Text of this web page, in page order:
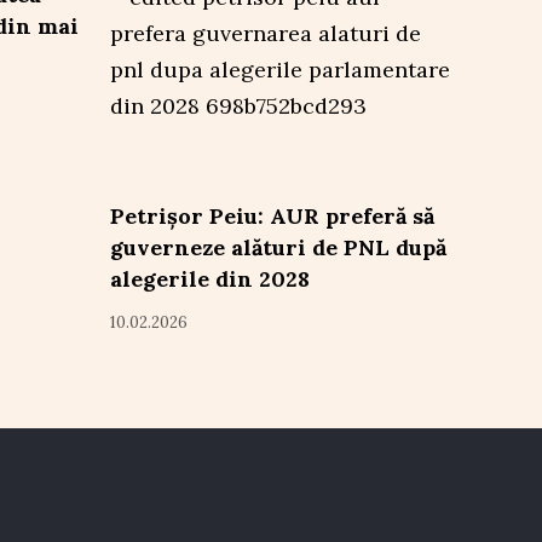
mai
Petrișor Peiu: AUR preferă să
guverneze alături de PNL după
alegerile din 2028
10.02.2026